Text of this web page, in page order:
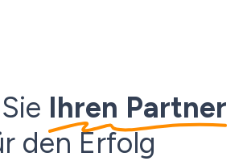
Ihren Partner
den Erfolg